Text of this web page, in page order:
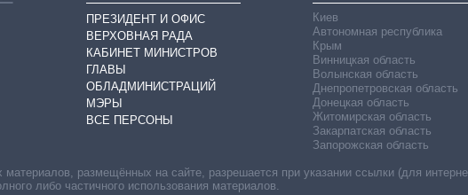
ПРЕЗИДЕНТ И ОФИС
ВЕРХОВНАЯ РАДА
КАБИНЕТ МИНИСТРОВ
ГЛАВЫ
ОБЛАДМИНИСТРАЦИЙ
МЭРЫ
ВСЕ ПЕРСОНЫ
Киев
Автономная республика
Крым
Винницкая область
Волынская область
Днепропетровская область
Донецкая область
Житомирская область
Закарпатская область
Запорожская область
размещённых на сайте, разрешается при указании ссылки (для
либо частичного использования материалов.